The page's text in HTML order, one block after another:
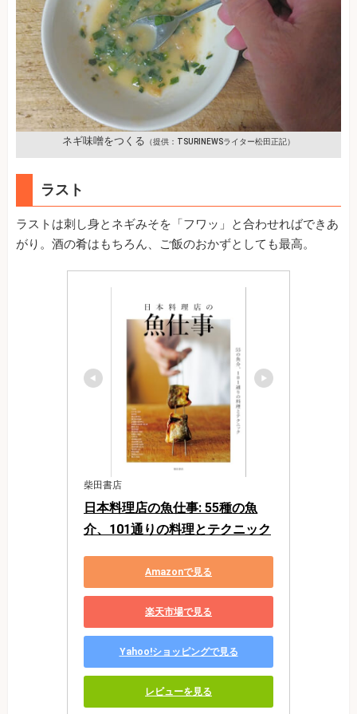
ネギ味噌をつくる （提供：TSURINEWSライター松田正記）
ラスト
ラストは刺し身とネギみそを「フワッ」と合わせればできあ
がり。酒の肴はもちろん、ご飯のおかずとしても最高。
柴田書店
日本料理店の魚仕事: 55種の魚
介、101通りの料理とテクニック
Amazonで見る
楽天市場で見る
Yahoo!ショッピングで見る
レビューを見る